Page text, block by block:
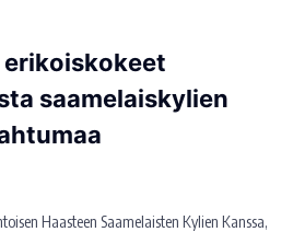
saamelaiskylien
Haasteen Saamelaisten Kylien Kanssa,